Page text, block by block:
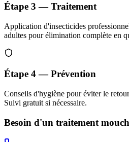
Étape 3 — Traitement
Application d'insecticides
adultes pour élimination complète en
Étape 4 — Prévention
Conseils d'hygiène pour éviter le
Suivi gratuit si nécessaire.
Besoin d'un traitement